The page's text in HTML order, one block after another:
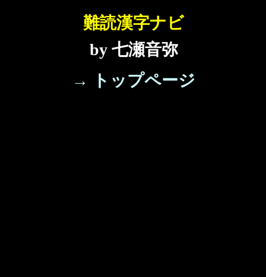
難読漢字ナビ
by 七瀬音弥
→ トップページ